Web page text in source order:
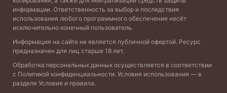
информации. Ответственность за выбор и последствия
использования любого программного обеспечения несёт
исключительно конечный пользователь.
Информация на сайте не является публичной офертой. Ресурс
предназначен для лиц старше 18 лет.
Обработка персональных данных осуществляется в соответствии
с Политикой конфиденциальности. Условия использования — в
разделе Условия и правила.